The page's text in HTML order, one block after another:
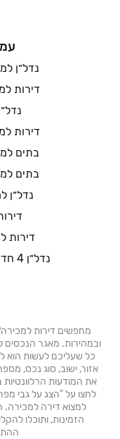
נדל״ן
דירות
דירות
בתים
בתים
נדל״ן
דירות
נדל״ן 4 חדרים למכירה באזור גוש עציון
ובמהירות. מאגר הנכסים
כל שעליכם לעשות הוא
אזור, ישוב, סוג נכס,
את המודעות
לחצו על "הצג על גבי
למצוא דירה למכירה.
הזמינות, ותוכלו